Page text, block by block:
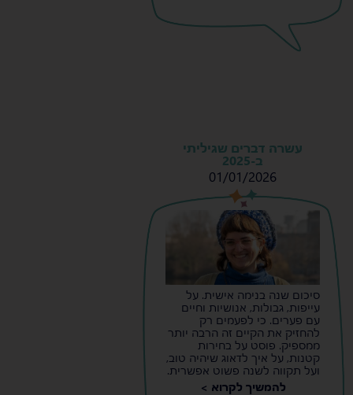
עשרה דברים שגיליתי
ב-2025
01/01/2026
s
s
סיכום שנה בנימה אישית. על
עייפות, גבולות, אנושיות וחיים
עם פערים. כי לפעמים רק
להחזיק את הקיים זה הרבה יותר
ממספיק. פוסט על בחירות
קטנות, על איך לדאוג שיהיה טוב,
ועל תקווה לשנה פשוט אפשרית.
להמשיך לקרוא >